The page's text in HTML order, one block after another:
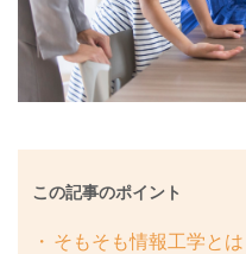
この記事のポイント
そもそも情報工学とは